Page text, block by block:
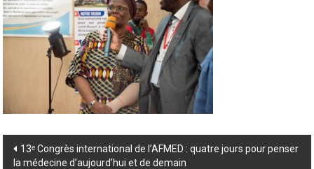
Post
13ᵉ Congrès international de l’AFMED : quatre jours pour penser
la médecine d’aujourd’hui et de demain